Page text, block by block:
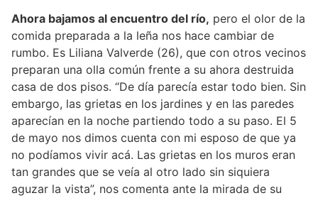
Ahora bajamos al encuentro del río, pero el olor de la
comida preparada a la leña nos hace cambiar de
rumbo. Es Liliana Valverde (26), que con otros vecinos
preparan una olla común frente a su ahora destruida
casa de dos pisos. “De día parecía estar todo bien. Sin
embargo, las grietas en los jardines y en las paredes
aparecían en la noche partiendo todo a su paso. El 5
de mayo nos dimos cuenta con mi esposo de que ya
no podíamos vivir acá. Las grietas en los muros eran
tan grandes que se veía al otro lado sin siquiera
aguzar la vista”, nos comenta ante la mirada de su